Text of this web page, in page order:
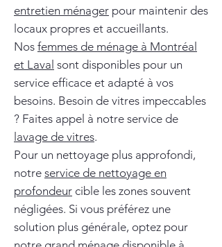
entretien ménager pour maintenir des
locaux propres et accueillants.
Nos femmes de ménage à Montréal
et Laval sont disponibles pour un
service efficace et adapté à vos
besoins. Besoin de vitres impeccables
? Faites appel à notre service de
lavage de vitres.
Pour un nettoyage plus approfondi,
notre service de nettoyage en
profondeur cible les zones souvent
négligées. Si vous préférez une
solution plus générale, optez pour